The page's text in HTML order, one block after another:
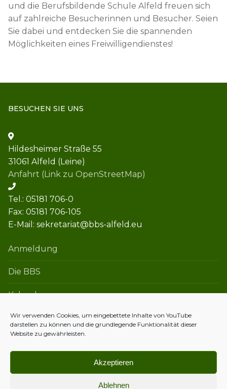
Wir verwenden Cookies, um eingebettete Inhalte von YouTube
darstellen zu können und die grundlegende Funktionalität dieser
Website zu gewährleisten.
Akzeptieren
Ablehnen
und die Berufsbildende Schule Alfeld freuen sich
auf zahlreiche Besucherinnen und Besucher. Seien
Sie dabei und entdecken Sie die spannenden
Möglichkeiten eines Freiwilligendienstes!
BESUCHEN SIE UNS
Hildesheimer Straße 55
31061 Alfeld (Leine)
Anfahrt (Link zu OpenStreetMap)
Tel.: 05181 706-0
Fax: 05181 706-105
E-Mail: sekretariat@bbs-alfeld.eu
Anmeldung
Die BBS
Kalender
Kontakt
Datenschutzerklärung
Impressum